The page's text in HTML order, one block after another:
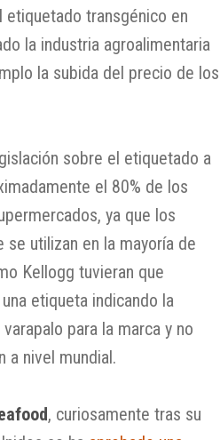
etiquetado transgénico en
la industria agroalimentaria
la subida del precio de los
sobre el etiquetado a
el 80% de los
ya que los
utilizan en la mayoría de
Kellogg tuvieran que
etiqueta indicando la
para la marca y no
a nivel mundial.
, curiosamente tras su